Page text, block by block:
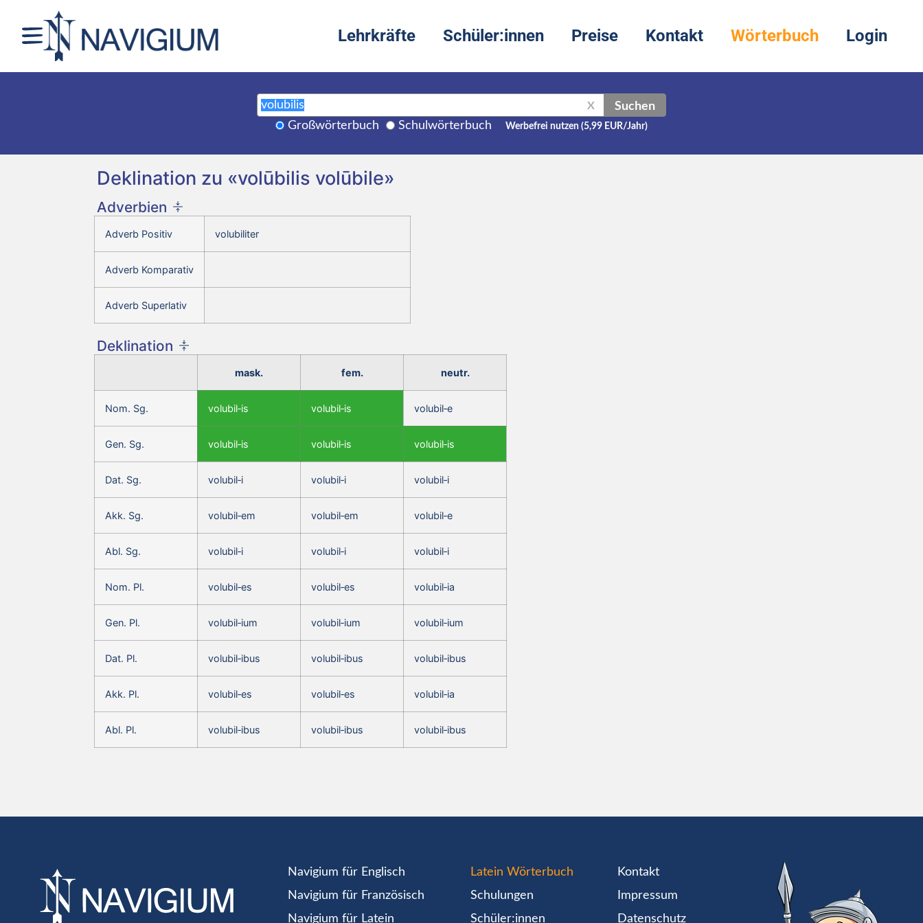
Lehrkräfte Schüler:innen Preise Kontakt Wörterbuch Login
X Suchen
Großwörterbuch Schulwörterbuch Werbefrei nutzen (5,99 EUR/Jahr)
Deklination zu «volūbilis volūbile»
Adverbien
Adverb Positiv volubiliter
Adverb Komparativ
Adverb Superlativ
Deklination
mask. fem. neutr.
Nom. Sg. volubil‑is volubil‑is volubil‑e
Gen. Sg. volubil‑is volubil‑is volubil‑is
Dat. Sg. volubil‑i volubil‑i volubil‑i
Akk. Sg. volubil‑em volubil‑em volubil‑e
Abl. Sg. volubil‑i volubil‑i volubil‑i
Nom. Pl. volubil‑es volubil‑es volubil‑ia
Gen. Pl. volubil‑ium volubil‑ium volubil‑ium
Dat. Pl. volubil‑ibus volubil‑ibus volubil‑ibus
Akk. Pl. volubil‑es volubil‑es volubil‑ia
Abl. Pl. volubil‑ibus volubil‑ibus volubil‑ibus
Navigium für Englisch
Navigium für Französisch
Navigium für Latein
Latein Wörterbuch
Schulungen
Schüler:innen
Kontakt
Impressum
Datenschutz